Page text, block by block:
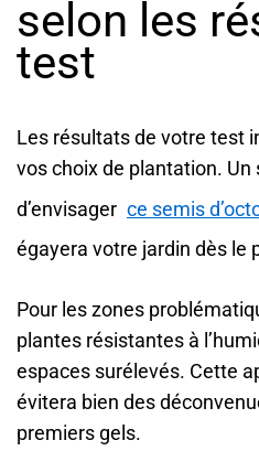
selon les
test
Les résultats de votre test
vos choix de plantation.
d’envisager ce semis
égayera votre jardin dès le
Pour les zones
plantes résistantes à
espaces surélevés. Cette
évitera bien des
premiers gels.